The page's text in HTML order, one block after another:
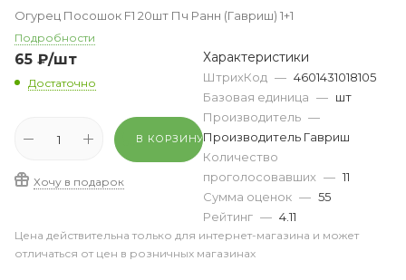
Огурец Посошок F1 20шт Пч Ранн (Гавриш) 1+1
Подробности
65 ₽/шт
Достаточно
В КОРЗИНУ
Хочу в подарок
Характеристики
ШтрихКод — 4601431018105
Базовая единица — шт
Производитель —
Производитель Гавриш
Количество
проголосовавших — 11
Сумма оценок — 55
Рейтинг — 4.11
Цена действительна только для интернет-магазина и может
отличаться от цен в розничных магазинах